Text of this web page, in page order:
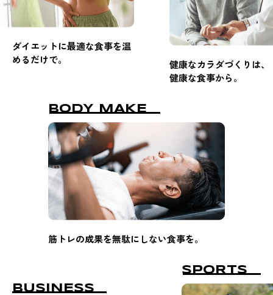
ダイエットに最適な食事を温
めるだけで。
健康なカラダづくりは、
健康な食事から。
BODY MAKE
筋トレの成果を無駄にしない食事を。
BUSINESS
SPORTS